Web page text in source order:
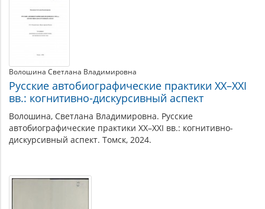
Волошина Светлана Владимировна
Русские автобиографические практики XX–XXI
вв.: когнитивно-дискурсивный аспект
Волошина, Светлана Владимировна. Русские
автобиографические практики XX–XXI вв.: когнитивно-
дискурсивный аспект. Томск, 2024.